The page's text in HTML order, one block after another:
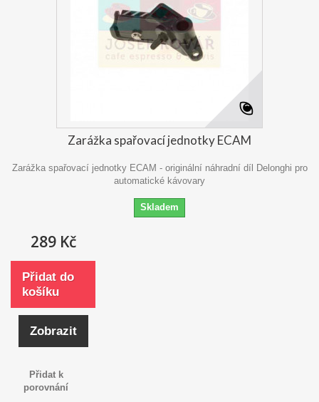
Zarážka spařovací jednotky ECAM
Zarážka spařovací jednotky ECAM - originální náhradní díl Delonghi pro
automatické kávovary
Skladem
289 Kč
Přidat do
košíku
Zobrazit
Přidat k
porovnání